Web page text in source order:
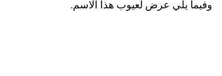
وفيما يلي عرض لعيوب هذا الاسم.